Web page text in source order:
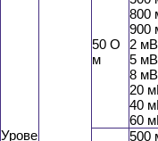
Урове
50 О
м
800
900
2
5
8
20
40
60
500